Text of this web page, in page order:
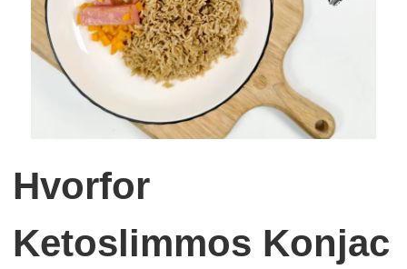
Hvorfor
Ketoslimmos Konjac